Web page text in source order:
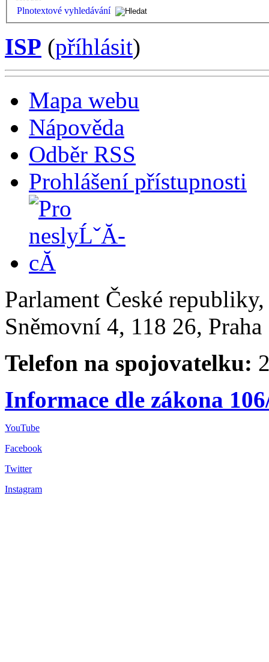
Plnotextové vyhledávání
ISP (příhlásit)
Mapa webu
Nápověda
Odběr RSS
Prohlášení přístupnosti
Parlament České
Sněmovní 4, 118 26,
Telefon na spojovatelku:
Informace dle zákona
YouTube
Facebook
Twitter
Instagram